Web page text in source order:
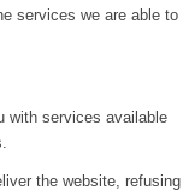
services we are able to
with services available
the website, refusing